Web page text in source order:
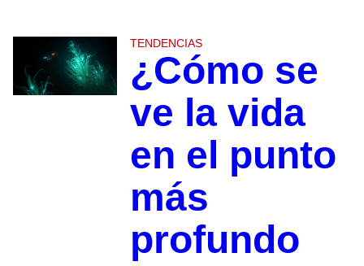
TENDENCIAS
¿Cómo se
ve la vida
en el punto
más
profundo